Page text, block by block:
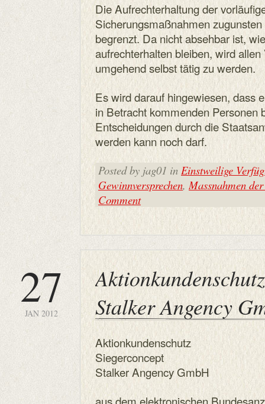
Die Aufrechterhaltung der
Sicherungsmaßnahmen
begrenzt. Da nicht absehbar ist,
aufrechterhalten bleiben, wird
umgehend selbst tätig zu werden.
Es wird darauf hingewiesen, dass
in Betracht kommenden Personen
Entscheidungen durch die
werden kann noch darf.
Posted by jag01 in Einstweilige
Gewinnversprechen,Massnahmen
Comment
27
JAN 2012
Stalker Angency
Aktionkundenschutz
Siegerconcept
Stalker Angency GmbH
aus dem elektronischen